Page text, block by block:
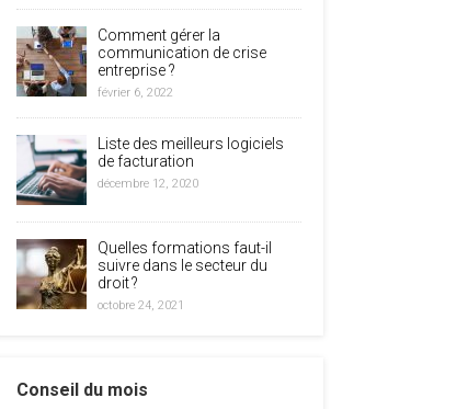
Comment gérer la
communication de crise
entreprise ?
février 6, 2022
Liste des meilleurs logiciels
de facturation
décembre 12, 2020
Quelles formations faut-il
suivre dans le secteur du
droit ?
octobre 24, 2021
Conseil du mois